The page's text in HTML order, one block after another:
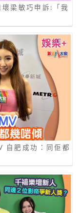
梁敏巧申訴:「我
自肥成功：同佢都